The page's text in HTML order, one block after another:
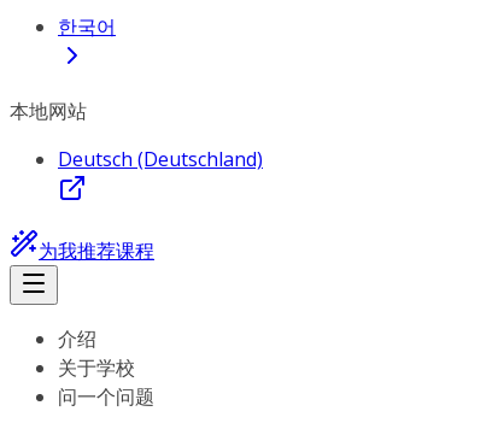
한국어
本地网站
Deutsch (Deutschland)
为我推荐课程
介绍
关于学校
问一个问题